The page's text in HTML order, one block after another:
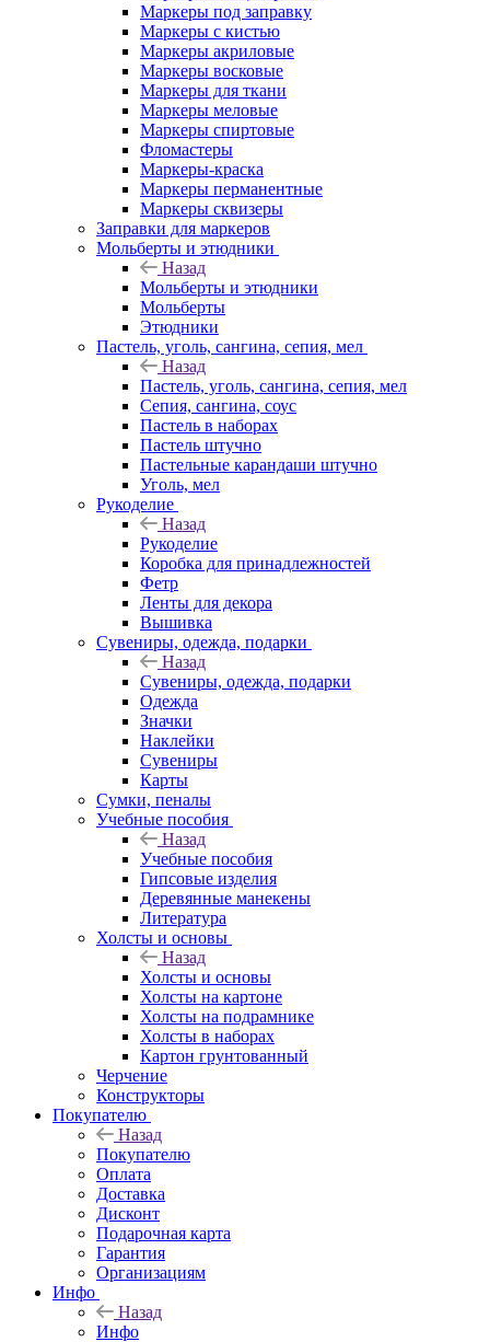
Маркеры под заправку
Маркеры с кистью
Маркеры акриловые
Маркеры восковые
Маркеры для ткани
Маркеры меловые
Маркеры спиртовые
Фломастеры
Маркеры-краска
Маркеры перманентные
Маркеры сквизеры
Заправки для маркеров
Мольберты и этюдники
Назад
Мольберты и этюдники
Мольберты
Этюдники
Пастель, уголь, сангина, сепия, мел
Назад
Пастель, уголь, сангина, сепия, мел
Сепия, сангина, соус
Пастель в наборах
Пастель штучно
Пастельные карандаши штучно
Уголь, мел
Рукоделие
Назад
Рукоделие
Коробка для принадлежностей
Фетр
Ленты для декора
Вышивка
Сувениры, одежда, подарки
Назад
Сувениры, одежда, подарки
Одежда
Значки
Наклейки
Сувениры
Карты
Сумки, пеналы
Учебные пособия
Назад
Учебные пособия
Гипсовые изделия
Деревянные манекены
Литература
Холсты и основы
Назад
Холсты и основы
Холсты на картоне
Холсты на подрамнике
Холсты в наборах
Картон грунтованный
Черчение
Конструкторы
Покупателю
Назад
Покупателю
Оплата
Доставка
Дисконт
Подарочная карта
Гарантия
Организациям
Инфо
Назад
Инфо